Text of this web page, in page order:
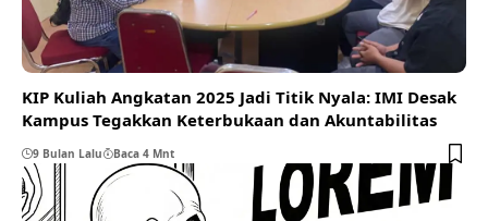
KIP Kuliah Angkatan 2025 Jadi Titik Nyala: IMI Desak
Kampus Tegakkan Keterbukaan dan Akuntabilitas
9 Bulan Lalu Baca 4 Mnt